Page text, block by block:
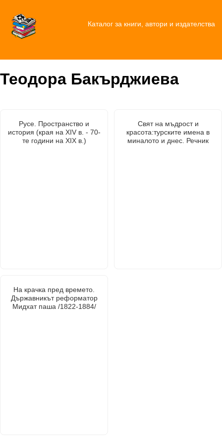
Каталог за книги, автори и издателства
Теодора Бакърджиева
Русе. Пространство и
история (края на XIV в. - 70-
те години на XIX в.)
Свят на мъдрост и
красота:турските имена в
миналото и днес. Речник
На крачка пред времето.
Държавникът реформатор
Мидхат паша /1822-1884/